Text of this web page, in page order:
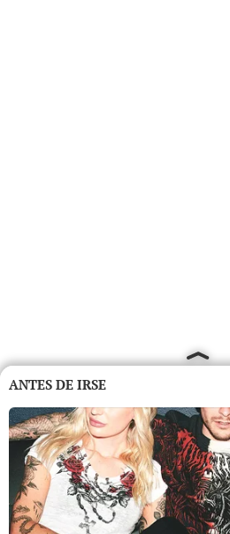
ANTES DE IRSE